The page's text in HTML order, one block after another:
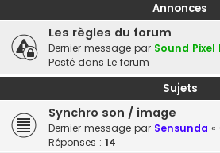
Annonces
Les règles du forum
Dernier message par Sound Pixel
Posté dans Le forum
Sujets
Synchro son / image
Dernier message par Sensunda «
Réponses : 14